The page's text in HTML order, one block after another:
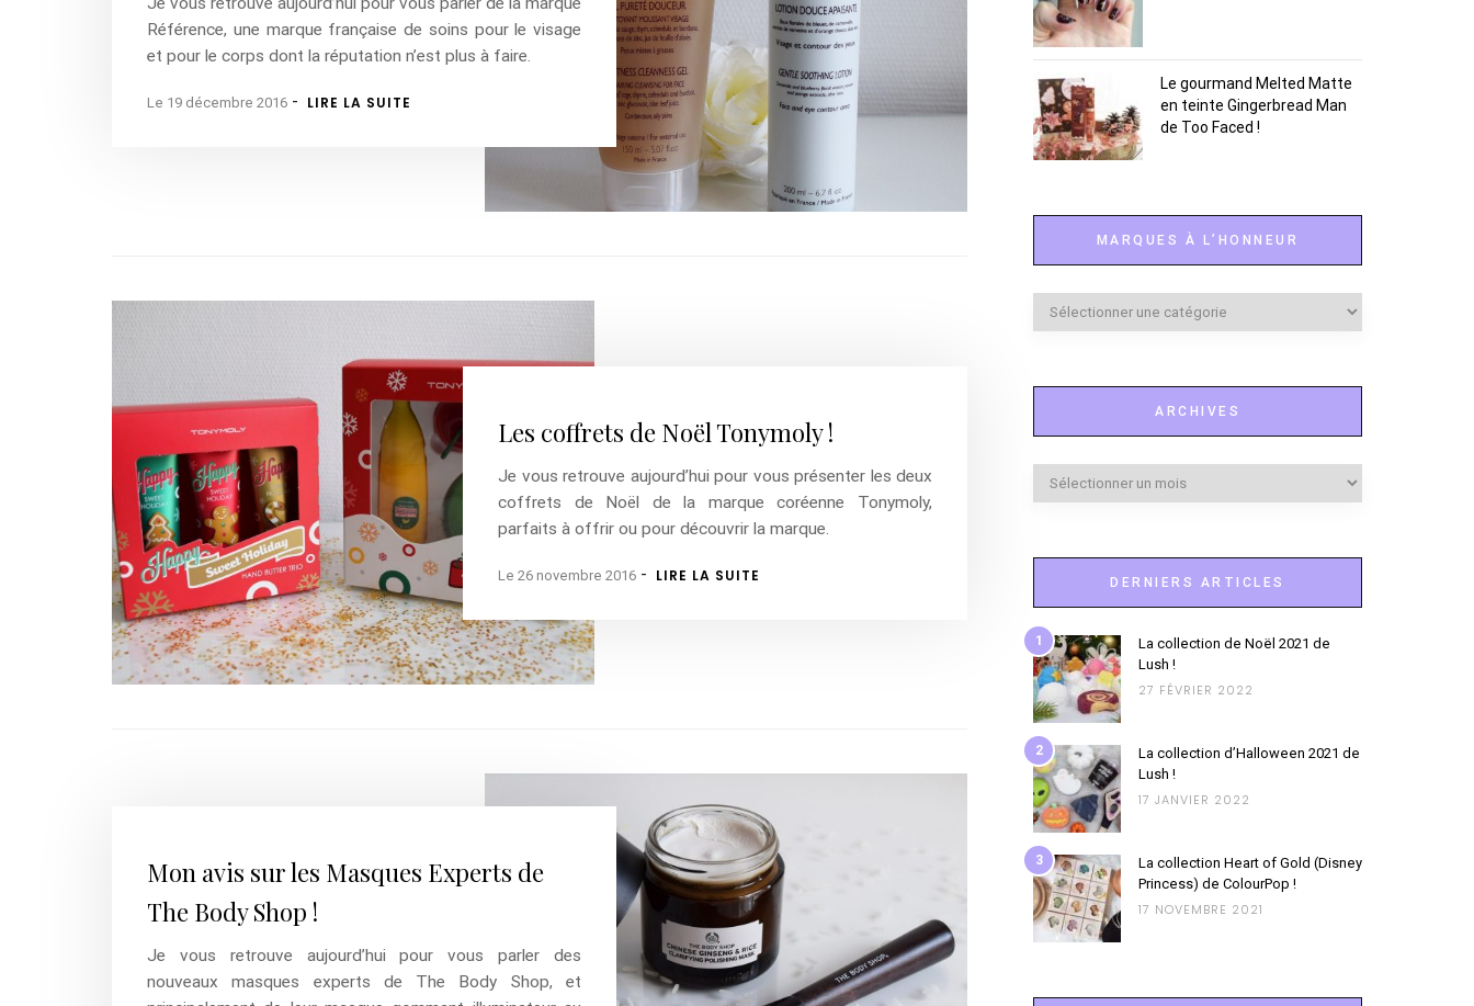
Référence, une marque française de soins pour le visage
et pour le corps dont la réputation n’est plus à faire.
Le 19 décembre 2016 - LIRE LA SUITE
Les coffrets de Noël Tonymoly !
Je vous retrouve aujourd’hui pour vous présenter les deux
coffrets de Noël de la marque coréenne Tonymoly,
parfaits à offrir ou pour découvrir la marque.
Le 26 novembre 2016 - LIRE LA SUITE
Mon avis sur les Masques Experts de
The Body Shop !
Je vous retrouve aujourd’hui pour vous parler des
nouveaux masques experts de The Body Shop, et
Le gourmand Melted Matte
en teinte Gingerbread Man
de Too Faced !
MARQUES À L’HONNEUR
Marques
ARCHIVES
Archives
DERNIERS ARTICLES
1
La collection de Noël 2021 de
Lush !
27 FÉVRIER 2022
2
La collection d’Halloween 2021 de
Lush !
17 JANVIER 2022
3
La collection Heart of Gold (Disney
Princess) de ColourPop !
17 NOVEMBRE 2021